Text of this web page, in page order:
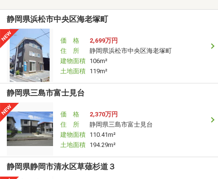
静岡県浜松市中央区海老塚町
価 格
2,699万円
住 所
静岡県浜松市中央区海老塚町
建物面積 106m²
土地面積 119m²
静岡県三島市富士見台
価 格
2,370万円
住 所
静岡県三島市富士見台
建物面積 110.41m²
土地面積 194.29m²
静岡県静岡市清水区草薙杉道３